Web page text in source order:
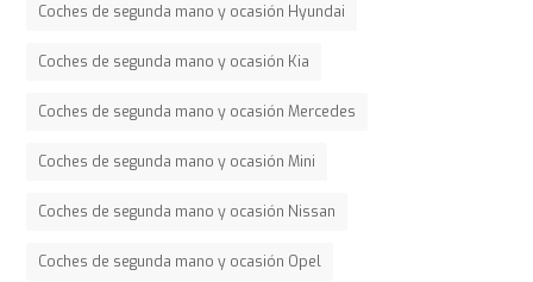
Coches de segunda mano y ocasión Hyundai
Coches de segunda mano y ocasión Kia
Coches de segunda mano y ocasión Mercedes
Coches de segunda mano y ocasión Mini
Coches de segunda mano y ocasión Nissan
Coches de segunda mano y ocasión Opel